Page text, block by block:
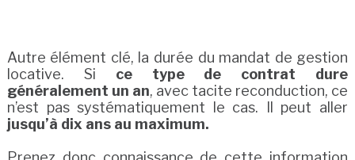
Autre élément clé, la durée du mandat de gestion
locative. Si ce type de contrat dure
généralement un an, avec tacite reconduction, ce
n’est pas systématiquement le cas. Il peut aller
jusqu’à dix ans au maximum.